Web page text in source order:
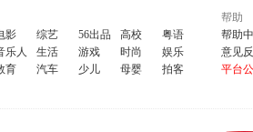
影 综艺 56出品 高校
粤语
乐人 生活 游戏 时尚
娱乐
育 汽车 少儿 母婴 拍客
帮助
帮助
意见
平台